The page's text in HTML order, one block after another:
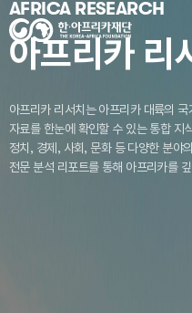
AFRICA RESEARCH
아프리카 리
아프리카 리서치는 아프리카 대륙의
자료를 한눈에 확인할 수 있는 통합 지
정치, 경제, 사회, 문화 등 다양한 분야
전문 분석 리포트를 통해 아프리카를